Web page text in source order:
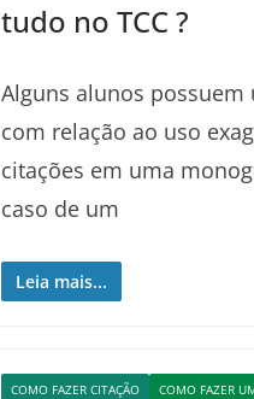
tudo no TCC ?
Alguns alunos possuem
com relação ao uso
citações em uma
caso de um
Leia mais...
COMO FAZER CITAÇÃO COMO FAZER